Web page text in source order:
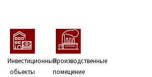
Инвестиционные
обьекты
Производственные
помещение